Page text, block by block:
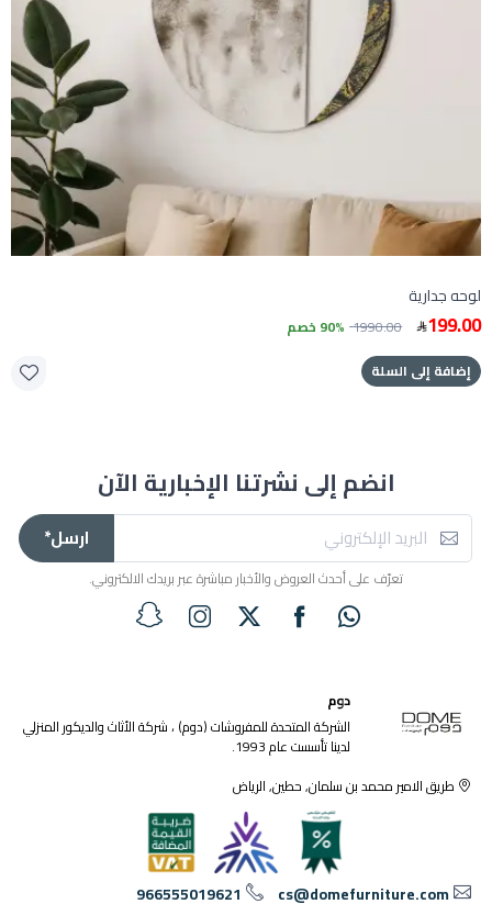
لوحه جدارية
199.00
1990.00 90% خصم
إضافة إلى السلة
انضم إلى نشرتنا الإخبارية الآن
ارسل*
تعرّف على أحدث العروض والأخبار مباشرة عبر بريدك الالكتروني.
دوم
الشركة المتحدة للمفروشات (دوم) ، شركة الأثاث والديكور المنزلي
لدينا تأسست عام 1993.
طريق الامير محمد بن سلمان, حطين, الرياض
cs@domefurniture.com
966555019621